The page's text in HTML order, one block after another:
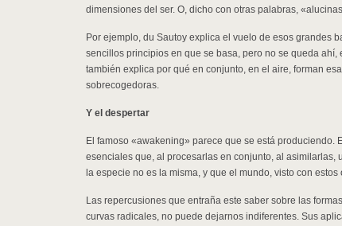
dimensiones del ser. O, dicho con otras palabras,
Por ejemplo, du Sautoy explica el vuelo de esos grandes
sencillos principios en que se basa, pero no se queda
también explica por qué en conjunto, en el aire, forman
sobrecogedoras.
Y el despertar
El famoso «awakening» parece que se está
esenciales que, al procesarlas en conjunto, al
la especie no es la misma, y que el mundo, visto con
Las repercusiones que entraña este saber sobre las
curvas radicales, no puede dejarnos indiferentes. Sus